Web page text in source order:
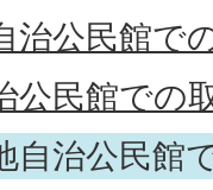
治公民館で
公民館での
自治公民館